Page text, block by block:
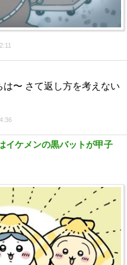
〜 さて返し方を考えない
イケメンの黒バットが甲子